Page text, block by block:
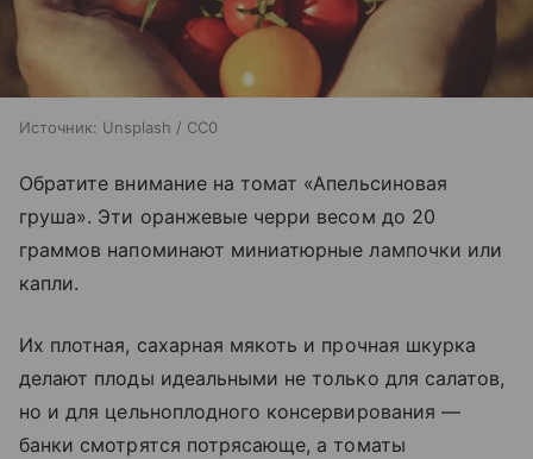
Источник: Unsplash / CC0
Обратите внимание на томат «Апельсиновая
груша». Эти оранжевые черри весом до 20
граммов напоминают миниатюрные лампочки или
капли.
Их плотная, сахарная мякоть и прочная шкурка
делают плоды идеальными не только для салатов,
но и для цельноплодного консервирования —
банки смотрятся потрясающе, а томаты